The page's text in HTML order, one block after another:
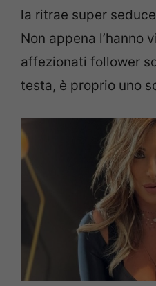
la ritrae super
Non appena l’hanno
affezionati follower
testa, è proprio uno